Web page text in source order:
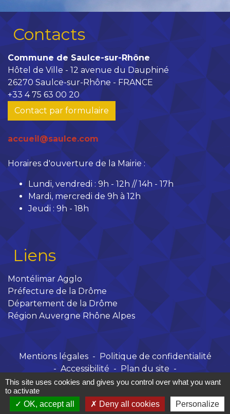
Contacts
Commune de Saulce-sur-Rhône
Hôtel de Ville - 12 avenue du Dauphiné
26270 Saulce-sur-Rhône - FRANCE
+33 4 75 63 00 20
Contact par formulaire
accueil@saulce.com
Horaires d'ouverture de la Mairie :
Lundi, vendredi : 9h - 12h // 14h - 17h
Mardi, mercredi de 9h à 12h
Jeudi : 9h - 18h
Liens
Montélimar Agglo
Préfecture de la Drôme
Département de la Drôme
Région Auvergne Rhône Alpes
Mentions légales - Politique de confidentialité
- Accessibilité - Plan du site -
Gestion des cookies
Site créé en partenariat avec Réseau des Communes
This site uses cookies and gives you control over what you want
to activate
OK, accept all
Deny all cookies Personalize